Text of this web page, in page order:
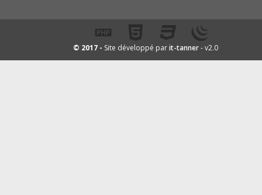
© 2017 - Site développé parit-tanner- v2.0